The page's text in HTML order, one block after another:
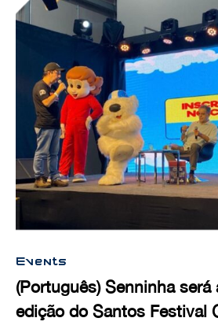
Events
(Português) Senninha será
edição do Santos Festival